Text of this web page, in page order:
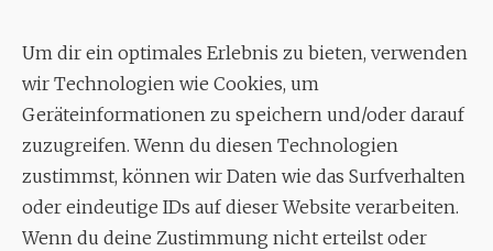
Um dir ein optimales Erlebnis zu bieten, verwenden
wir Technologien wie Cookies, um
Geräteinformationen zu speichern und/oder darauf
zuzugreifen. Wenn du diesen Technologien
zustimmst, können wir Daten wie das Surfverhalten
oder eindeutige IDs auf dieser Website verarbeiten.
Wenn du deine Zustimmung nicht erteilst oder
Aixheimer Str. 18
70619 Stuttgart
MUSIK
Musikalischer Leiter:
Enrico Trummer